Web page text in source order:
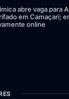
abre vaga para
em Camaçari;
online